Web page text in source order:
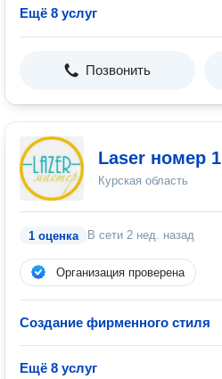
Ещё 8 услуг
Позвонить
Laser номер 1
Курская область
1 оценка В сети 2 нед. назад
Организация проверена
Создание фирменного стиля
Ещё 8 услуг